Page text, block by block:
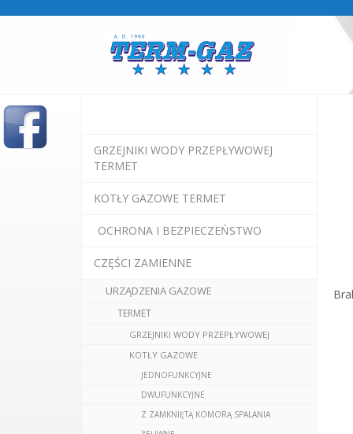
GRZEJNIKI WODY PRZEPŁYWOWEJ
TERMET
KOTŁY GAZOWE TERMET
OCHRONA I BEZPIECZEŃSTWO
CZĘŚCI ZAMIENNE
URZĄDZENIA GAZOWE
TERMET
GRZEJNIKI WODY PRZEPŁYWOWEJ
KOTŁY GAZOWE
JEDNOFUNKCYJNE
DWUFUNKCYJNE
Z ZAMKNIĘTĄ KOMORĄ SPALANIA